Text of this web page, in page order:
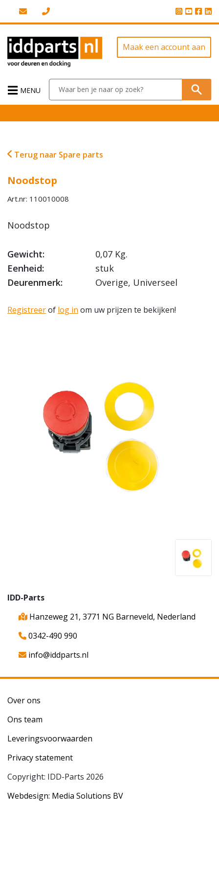
Maak een account aan
MENU
Terug naar Spare parts
Noodstop
Art.nr: 110010008
Noodstop
Gewicht:
0,07 Kg.
Eenheid:
stuk
Deurenmerk:
Overige, Universeel
Registreerof log in om uw prijzen te bekijken!
IDD-Parts
Hanzeweg 21, 3771 NG Barneveld, Nederland
0342-490 990
info@iddparts.nl
Over ons
Ons team
Leveringsvoorwaarden
Privacy statement
Copyright: IDD-Parts 2026
Webdesign: Media Solutions BV